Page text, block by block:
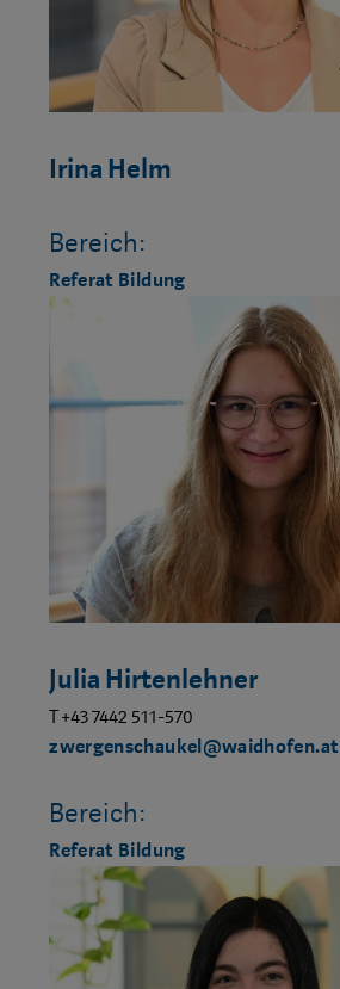
Irina Helm
Bereich:
Referat Bildung
Julia Hirtenlehner
T +43 7442 511-570
zwergenschaukel@waidhofen.at
Bereich:
Referat Bildung